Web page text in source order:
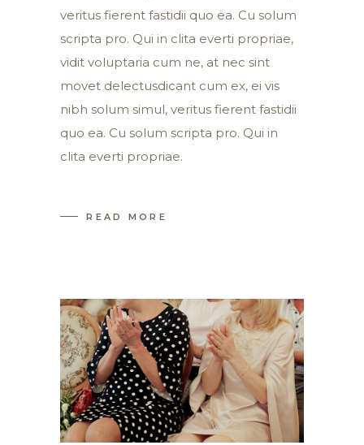
veritus fierent fastidii quo ea. Cu solum
scripta pro. Qui in clita everti propriae,
vidit voluptaria cum ne, at nec sint
movet delectusdicant cum ex, ei vis
nibh solum simul, veritus fierent fastidii
quo ea. Cu solum scripta pro. Qui in
clita everti propriae.
READ MORE